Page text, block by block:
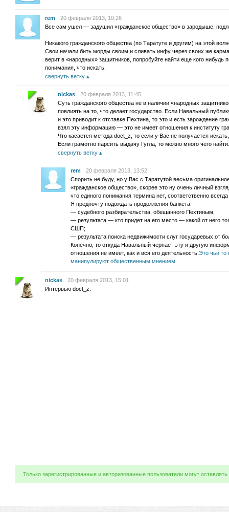
rem
20 февраля 2013, 10:26
Все сам ушел — задушил «гражданское общество» в зародыше,
Никакого гражданского общества (по Таратуте и другим) на этой
Свои начали бить морды своим и сливать инфу через своих же
верит в «народных» защитников, попробуйте найти еще кого нибудь
понимания, что искать.
свернуть ветку
nickas
20 февраля 2013, 11:45
Суть гражданского общества не в наличии «народных
повлиять на то, что делает государство. Если Навальный
и это приводит к отставке Пехтина, то это и есть зарождение
взял эту информацию — это не имеет отношения к институту
Что касается метода doct_z, то если у Вас не получается
Если грамотно парсить выдачу Гугла, то можно много чего найти.
свернуть ветку
rem
20 февраля 2013, 13:52
Спорить не буду, но у Вас с Таратутой весьма
«гражданское общество», скорее это ну очень личный
что единого понимания термина нет, соответственно
Я предпочту подождать продолжения банкета:
— судебного разбирательства, обещанного Пехтиным;
— результата — кто придет на его место — какой от него
СШП;
— результата поиска недвижимости слуг государевых от
Конечно, то откуда Навальный черпает эту и другую
отношения не имеет, как и вся его деятельность. Это чьи то
манипулируют общественным мнением.
nickas
20 февраля 2013, 15:01
Интервью doct_z:
Только зарегистрированные и авторизованные пользователи могут